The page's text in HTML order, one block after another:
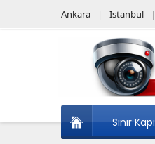
Ankara Istanbul
Sınır